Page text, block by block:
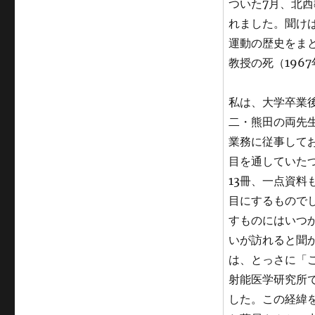
ついた7月、北
れました。聞け
運動の歴史をま
教授の死（1967
私は、大学卒業
二・熊田の両先
業務に従事して
目を通していた
13冊、一点資料
目にするもので
すものにはいつ
いが訪れると聞
は、とっさに「
射能医学研究所
した。この経緯